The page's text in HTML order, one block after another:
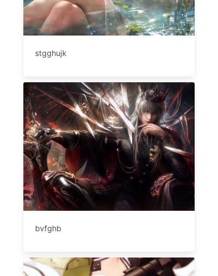
stgghujk
bvfghb